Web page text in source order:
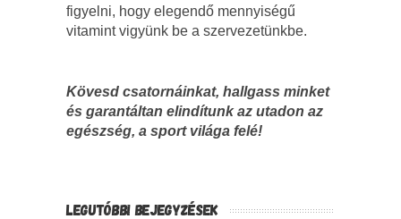
figyelni, hogy elegendő mennyiségű
vitamint vigyünk be a szervezetünkbe.
Kövesd csatornáinkat, hallgass minket
és garantáltan elindítunk az utadon az
egészség, a sport világa felé!
LEGUTÓBBI BEJEGYZÉSEK